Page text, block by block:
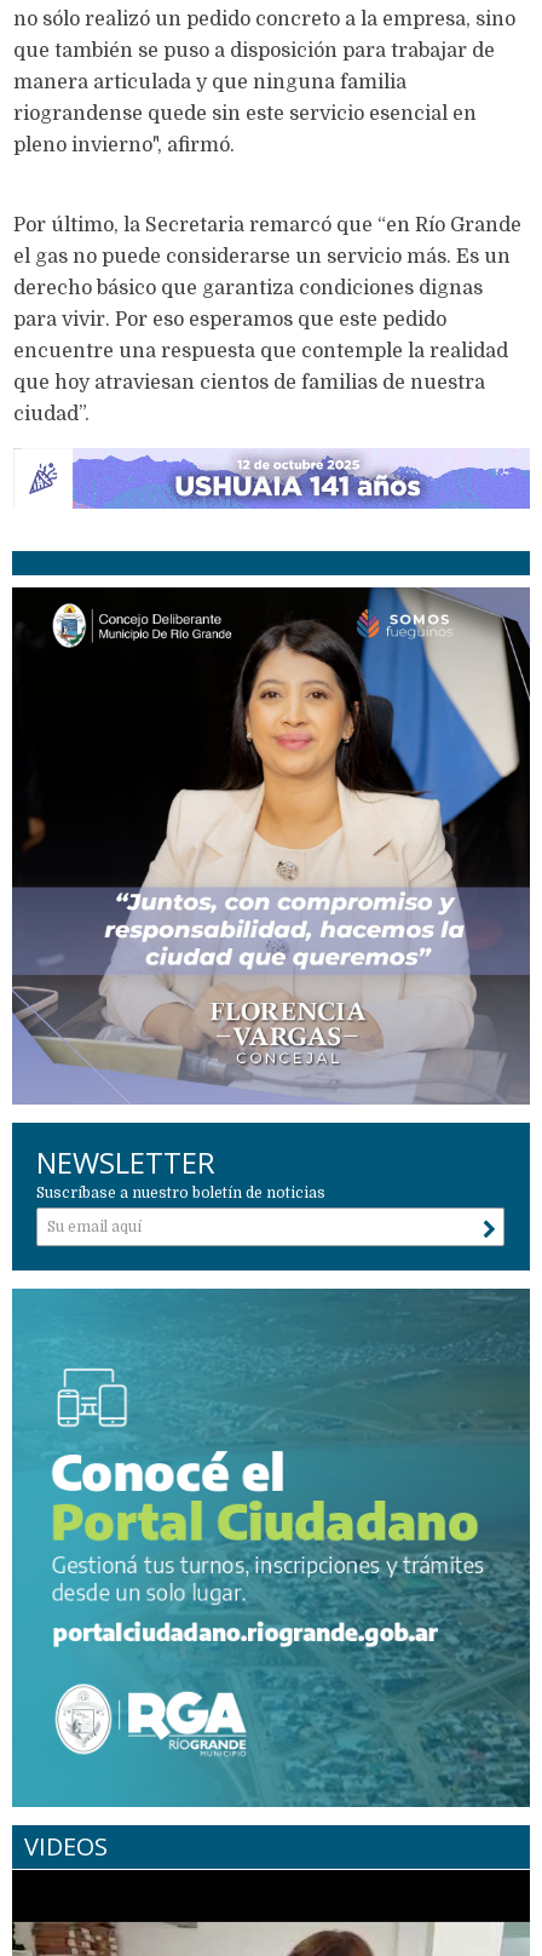
no sólo realizó un pedido concreto a la empresa, sino
que también se puso a disposición para trabajar de
manera articulada y que ninguna familia
riograndense quede sin este servicio esencial en
pleno invierno", afirmó.
Por último, la Secretaria remarcó que “en Río Grande
el gas no puede considerarse un servicio más. Es un
derecho básico que garantiza condiciones dignas
para vivir. Por eso esperamos que este pedido
encuentre una respuesta que contemple la realidad
que hoy atraviesan cientos de familias de nuestra
ciudad”.
NEWSLETTER
Suscríbase a nuestro boletín de noticias
VIDEOS